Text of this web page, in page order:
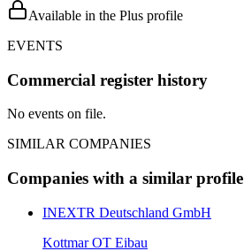
Available in the Plus profile
EVENTS
Commercial register history
No events on file.
SIMILAR COMPANIES
Companies with a similar profile
INEXTR Deutschland GmbH
Kottmar OT Eibau